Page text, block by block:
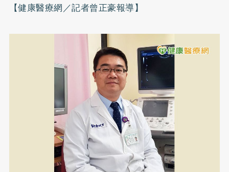
【健康醫療網／記者曾正豪報導】